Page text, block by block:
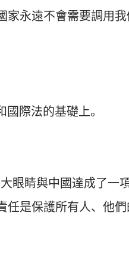
家永遠不會需要調用
際法的基礎上。
眼睛與中國達成了一
任是保護所有人、他